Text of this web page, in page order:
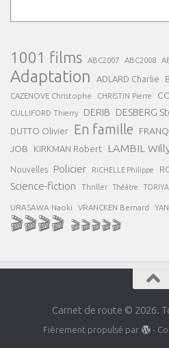
1001 films ABC2007 ABC2008
Adaptation ADLARD Charlie
CAZENOVE Christophe CHRISTIN Pierre
CULLIFORD Thierry DERIB DESBERG
DUTTO Olivier En famille
JOB KIRKMAN Robert LAMBIL
Nouvelles Policier RICHELLE Philippe
Science-fiction Thriller Théâtre
URASAWA Naoki VRANCKEN Bernard
🎬🎬🎬🎬 🎬🎬🎬🎬🎬
Carnet de route © 2026.
Fièrement propulsé par -